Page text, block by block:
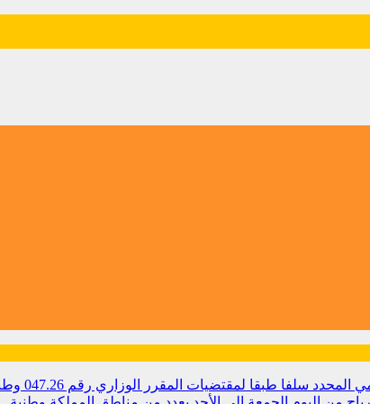
سلفا طبقا لمقتضیات المقرر الوزاري رقم 047.26